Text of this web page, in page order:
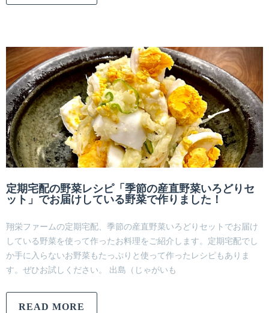
定期宅配の野菜レシピ「季節の産直野菜いろどりセ
ット」でお届けしている野菜で作りました！
翔栄ファームの定期宅配、季節の産直野菜いろどりセットでお届け
している野菜を使って作ったお料理をご紹介します。定期宅配でし
か手に入らないお野菜もたっぷりと使って作ったレシピもありま
す。ぜひお試しください。 出島（じゃがいも
READ MORE